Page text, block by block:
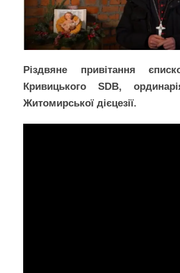
Різдвяне привітання
Кривицького SDB,
Житомирської дієцезії.